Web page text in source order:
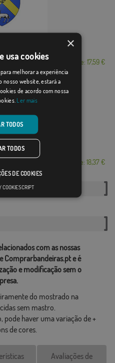
Desde: 17,59 €
Desde: 18,37 €
com as nossas
Comprarbandeiras.pt e é
e modificação sem o
do mostrado na
sem mastro.
haver uma variação de +
de cores.
Avaliações de
×
usa cookies
melhorar a experiência
nosso website, estará a
de acordo com nossa
Ler mais
TODOS
TODOS
DE COOKIES
COOKIESCRIPT